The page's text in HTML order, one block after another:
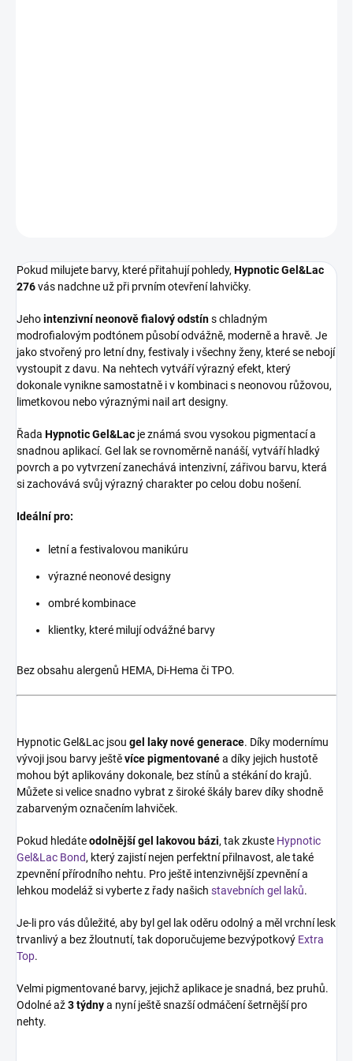
Pokud milujete barvy, které přitahují pohledy, Hypnotic Gel&Lac
276vás nadchne už při prvním otevření lahvičky.
Jehointenzivní neonově fialový odstíns chladným
modrofialovým podtónem působí odvážně, moderně a hravě. Je
jako stvořený pro letní dny, festivaly i všechny ženy, které se nebojí
vystoupit z davu. Na nehtech vytváří výrazný efekt, který
dokonale vynikne samostatně i v kombinaci s neonovou růžovou,
limetkovou nebo výraznými nail art designy.
Řada Hypnotic Gel&Lac je známá svou vysokou pigmentací a
snadnou aplikací. Gel lak se rovnoměrně nanáší, vytváří hladký
povrch a po vytvrzení zanechává intenzivní, zářivou barvu, která
si zachovává svůj výrazný charakter po celou dobu nošení.
Ideální pro:
letní a festivalovou manikúru
výrazné neonové designy
ombré kombinace
klientky, které milují odvážné barvy
Bez obsahu alergenů HEMA, Di-Hema či TPO.
Hypnotic Gel&Lac jsou gel lakynové generace. Díky modernímu
vývoji jsou barvy ještěvíce pigmentovanéa díky jejich hustotě
mohou být aplikovány dokonale, bez stínů a stékání do krajů.
Můžete si velice snadno vybrat z široké škály barev díky shodně
zabarveným označením lahviček.
Pokud hledáteodolnější gel lakovou bázi, tak zkuste Hypnotic
Gel&Lac Bond, který zajistí nejen perfektní přilnavost, ale také
zpevnění přírodního nehtu. Pro ještě intenzivnější zpevnění a
lehkou modeláž si vyberte z řady našich stavebních gel laků.
Je-li pro vás důležité, aby byl gel lak oděru odolný a měl vrchní lesk
trvanlivý a bez žloutnutí, tak doporučujeme bezvýpotkový Extra
Top.
Velmi pigmentované barvy, jejichž aplikace je snadná, bez pruhů.
Odolné až3 týdnya nyní ještě snazší odmáčení šetrnější pro
nehty.